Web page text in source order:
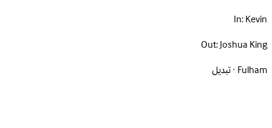
In:Kevin
Out:Joshua King
Fulham · تبديل